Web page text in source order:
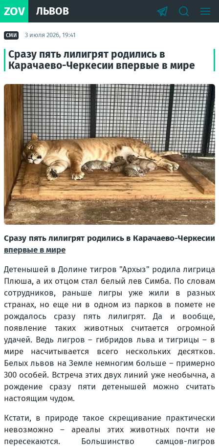
ZOV ЛЬВОВ
СМИ 3 июля 2026, 19:41
Сразу пять лилигрят родились в
Карачаево-Черкесии впервые в мире
Сразу пять лилигрят родились в Карачаево-Черкесии
впервые в мире
Детенышей в Долине тигров "Архыз" родила лигрица
Плюша, а их отцом стал белый лев Симба. По словам
сотрудников, раньше лигры уже жили в разных
странах, но еще ни в одном из парков в помете не
рождалось сразу пять лилигрят. Да и вообще,
появление таких животных считается огромной
удачей. Ведь лигров – гибридов льва и тигрицы – в
мире насчитывается всего нескольких десятков.
Белых львов на Земле немногим больше – примерно
300 особей. Встреча этих двух линий уже необычна, а
рождение сразу пяти детенышей можно считать
настоящим чудом.
Кстати, в природе такое скрещивание практически
невозможно – ареалы этих животных почти не
пересекаются. Большинство самцов-лигров